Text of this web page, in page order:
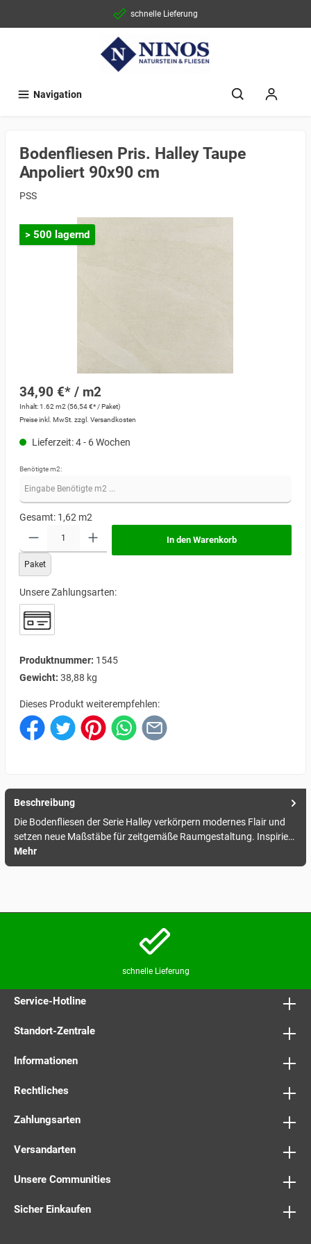
schnelle Lieferung
Navigation
Bodenfliesen Pris. Halley Taupe
Anpoliert 90x90 cm
PSS
> 500 lagernd
34,90 €* / m2
Inhalt:1.62 m2 (56,54 €* / Paket)
Preise inkl. MwSt. zzgl. Versandkosten
Lieferzeit: 4 - 6 Wochen
Benötigte m2:
Gesamt: 1,62 m2
Paket
In den Warenkorb
Unsere Zahlungsarten:
Produktnummer: 1545
Gewicht: 38,88 kg
Dieses Produkt weiterempfehlen:
Beschreibung
Die Bodenfliesen der Serie Halley verkörpern modernes Flair und
setzen neue Maßstäbe für zeitgemäße Raumgestaltung. Inspirie…
Mehr
schnelle Lieferung
Service-Hotline
Standort-Zentrale
Informationen
Rechtliches
Zahlungsarten
Versandarten
Unsere Communities
Sicher Einkaufen